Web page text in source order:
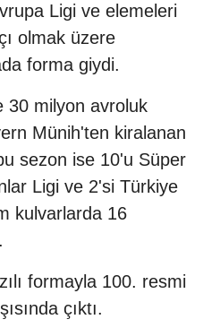
Ligi ve elemeleri
olmak üzere
forma giydi.
30 milyon avroluk
Münih'ten kiralanan
sezon ise 10'u Süper
Ligi ve 2'si Türkiye
kulvarlarda 16
formayla 100. resmi
çıktı.